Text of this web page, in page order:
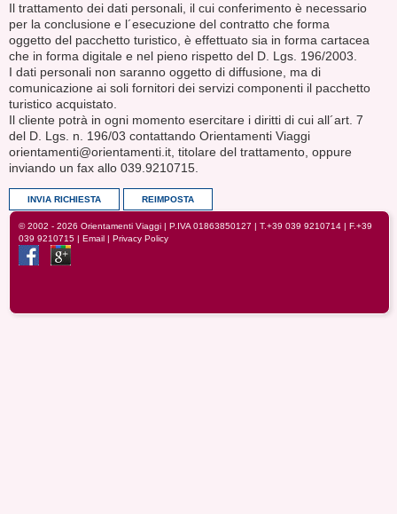
Il trattamento dei dati personali, il cui conferimento è necessario
per la conclusione e l´esecuzione del contratto che forma
oggetto del pacchetto turistico, è effettuato sia in forma cartacea
che in forma digitale e nel pieno rispetto del D. Lgs. 196/2003.
I dati personali non saranno oggetto di diffusione, ma di
comunicazione ai soli fornitori dei servizi componenti il pacchetto
turistico acquistato.
Il cliente potrà in ogni momento esercitare i diritti di cui all´art. 7
del D. Lgs. n. 196/03 contattando Orientamenti Viaggi
orientamenti@orientamenti.it, titolare del trattamento, oppure
inviando un fax allo 039.9210715.
© 2002 - 2026 Orientamenti Viaggi | P.IVA 01863850127 | T.+39 039 9210714 | F.+39
039 9210715 | Email | Privacy Policy